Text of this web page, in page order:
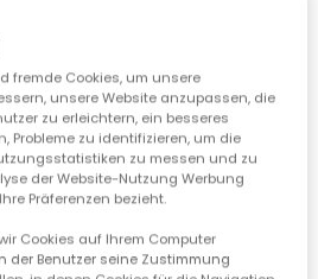
fremde Cookies, um unsere
unsere Website anzupassen, die
zu erleichtern, ein besseres
Probleme zu identifizieren, um die
zu messen und zu
der Website-Nutzung Werbung
Präferenzen bezieht.
Cookies auf Ihrem Computer
der Benutzer seine Zustimmung